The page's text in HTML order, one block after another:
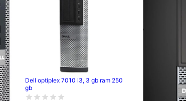
Dell optiplex 7010 i3, 3 gb ram 250
gb